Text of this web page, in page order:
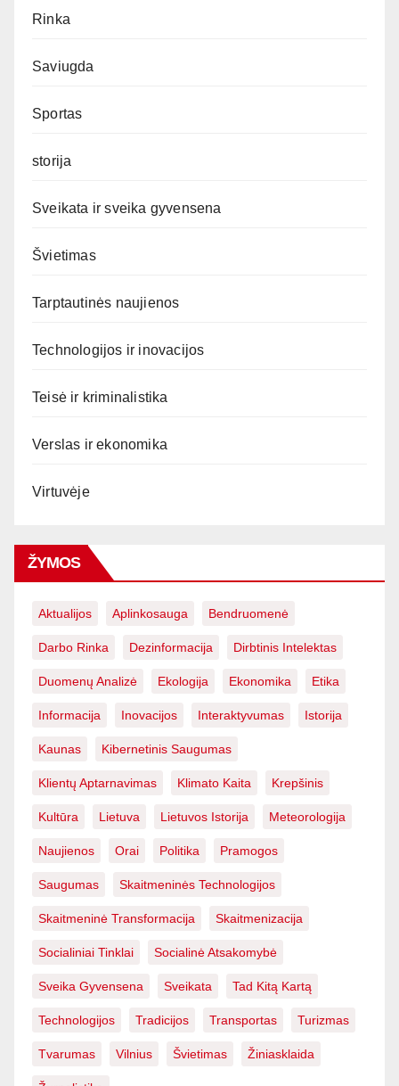
Rinka
Saviugda
Sportas
storija
Sveikata ir sveika gyvensena
Švietimas
Tarptautinės naujienos
Technologijos ir inovacijos
Teisė ir kriminalistika
Verslas ir ekonomika
Virtuvėje
ŽYMOS
Aktualijos Aplinkosauga Bendruomenė
Darbo Rinka Dezinformacija Dirbtinis Intelektas
Duomenų Analizė Ekologija Ekonomika Etika
Informacija Inovacijos Interaktyvumas Istorija
Kaunas Kibernetinis Saugumas
Klientų Aptarnavimas Klimato Kaita Krepšinis
Kultūra Lietuva Lietuvos Istorija Meteorologija
Naujienos Orai Politika Pramogos
Saugumas Skaitmeninės Technologijos
Skaitmeninė Transformacija Skaitmenizacija
Socialiniai Tinklai Socialinė Atsakomybė
Sveika Gyvensena Sveikata Tad Kitą Kartą
Technologijos Tradicijos Transportas Turizmas
Tvarumas Vilnius Švietimas Žiniasklaida